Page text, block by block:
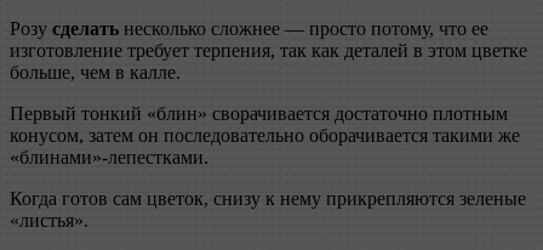
Розу сделать несколько сложнее — просто потому, что ее
изготовление требует терпения, так как деталей в этом цветке
больше, чем в калле.
Первый тонкий «блин» сворачивается достаточно плотным
конусом, затем он последовательно оборачивается такими же
«блинами»-лепестками.
Когда готов сам цветок, снизу к нему прикрепляются зеленые
«листья».